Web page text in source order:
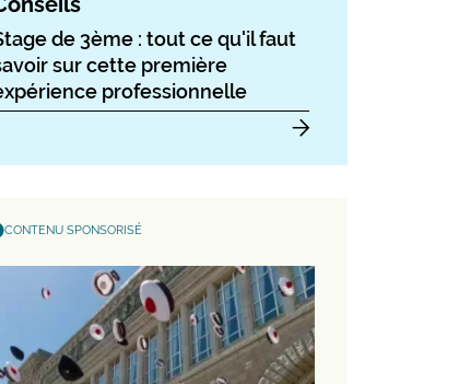
de 3ème : tout ce qu'il faut
sur cette première
professionnelle
CONTENU SPONSORISÉ